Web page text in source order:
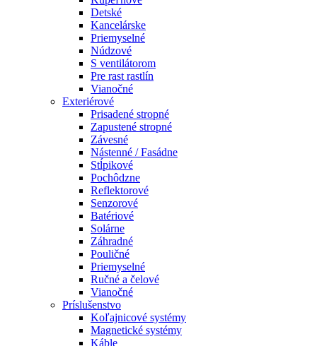
Detské
Kancelárske
Priemyselné
Núdzové
S ventilátorom
Pre rast rastlín
Vianočné
Exteriérové
Prisadené stropné
Zapustené stropné
Závesné
Nástenné / Fasádne
Stĺpikové
Pochôdzne
Reflektorové
Senzorové
Batériové
Solárne
Záhradné
Pouličné
Priemyselné
Ručné a čelové
Vianočné
Príslušenstvo
Koľajnicové systémy
Magnetické systémy
Káble